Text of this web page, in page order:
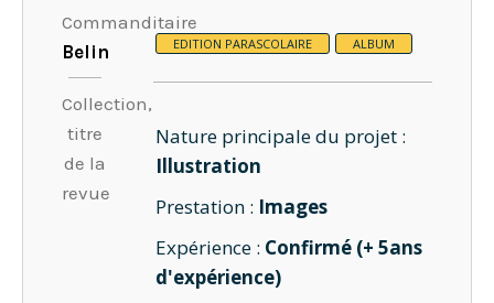
Commanditaire
Belin
Collection,
titre
de la
revue
EDITION PARASCOLAIRE ALBUM
Nature principale du projet :
Illustration
Prestation : Images
Expérience : Confirmé (+ 5ans
d'expérience)